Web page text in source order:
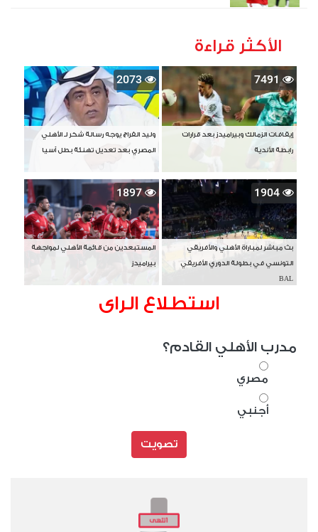
الأكثر قراءة
7491
إيقافات الزمالك وبيراميدز بعد قرارات
رابطة الأندية
2073
وليد الفراج يوجه رسالة شكر لـ الأهلي
المصري بعد تعديل تهنئة بطل آسيا
1904
بث مباشر لمباراة الأهلي والأفريقي
التونسي في بطولة الدوري الأفريقي
BAL
1897
المستبعدين من قائمة الأهلي لمواجهة
بيراميدز
استطلاع الراى
مدرب الأهلي القادم؟
مصري
أجنبي
تصويت